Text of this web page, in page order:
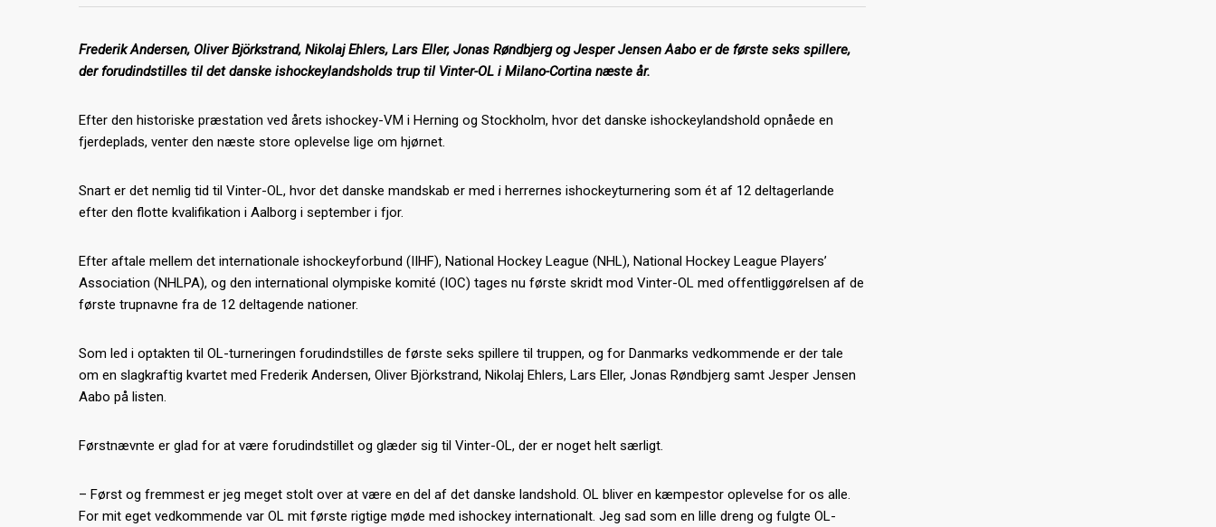
Frederik Andersen, Oliver Björkstrand, Nikolaj Ehlers, Lars Eller, Jonas Røndbjerg og Jesper Jensen Aabo er de første seks spillere,
der forudindstilles til det danske ishockeylandsholds trup til Vinter-OL i Milano-Cortina næste år.
Efter den historiske præstation ved årets ishockey-VM i Herning og Stockholm, hvor det danske ishockeylandshold opnåede en
fjerdeplads, venter den næste store oplevelse lige om hjørnet.
Snart er det nemlig tid til Vinter-OL, hvor det danske mandskab er med i herrernes ishockeyturnering som ét af 12 deltagerlande
efter den flotte kvalifikation i Aalborg i september i fjor.
Efter aftale mellem det internationale ishockeyforbund (IIHF), National Hockey League (NHL), National Hockey League Players’
Association (NHLPA), og den international olympiske komité (IOC) tages nu første skridt mod Vinter-OL med offentliggørelsen af de
første trupnavne fra de 12 deltagende nationer.
Som led i optakten til OL-turneringen forudindstilles de første seks spillere til truppen, og for Danmarks vedkommende er der tale
om en slagkraftig kvartet med Frederik Andersen, Oliver Björkstrand, Nikolaj Ehlers, Lars Eller, Jonas Røndbjerg samt Jesper Jensen
Aabo på listen.
Førstnævnte er glad for at være forudindstillet og glæder sig til Vinter-OL, der er noget helt særligt.
– Først og fremmest er jeg meget stolt over at være en del af det danske landshold. OL bliver en kæmpestor oplevelse for os alle.
For mit eget vedkommende var OL mit første rigtige møde med ishockey internationalt. Jeg sad som en lille dreng og fulgte OL-